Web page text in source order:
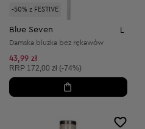
-50% z FESTIVE
Blue Seven
Damska bluzka bez rękawów
43,99 zł
Cena sugerowana:
RRP 172,00 zł (-74%)